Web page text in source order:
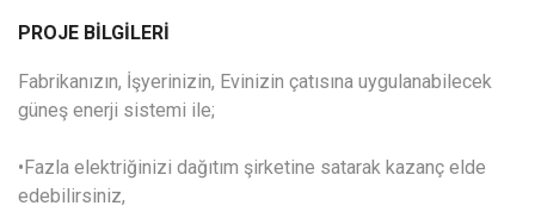
PROJE BILGILERI
Fabrikanızın, İşyerinizin, Evinizin çatısına uygulanabilecek
güneş enerji sistemi ile;
•Fazla elektriğinizi dağıtım şirketine satarak kazanç elde
edebilirsiniz,